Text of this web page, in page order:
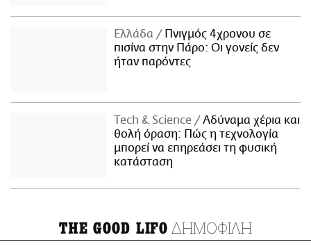
Ελλάδα
Πνιγμός 4χρονου σε
πισίνα στην Πάρο: Οι γονείς δεν
ήταν παρόντες
Τech & Science
Αδύναμα χέρια και
θολή όραση: Πώς η τεχνολογία
μπορεί να επηρεάσει τη φυσική
κατάσταση
THE GOOD LIFO ΔΗΜΟΦΙΛΗ